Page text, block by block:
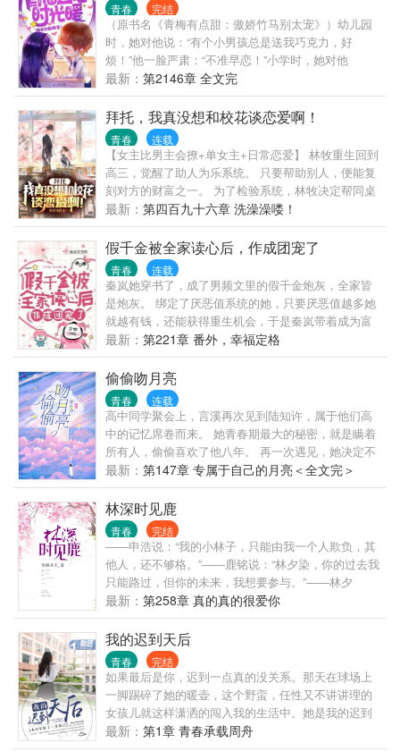
青春 完结
（原书名《青梅有点甜：傲娇竹马别太宠》）幼儿园
时，她对他说：“有个小男孩总是送我巧克力，好
烦！”他一脸严肃：“不准早恋！”小学时，她对他
说：“有个小男生总是给我写情书，好讨厌！”他一脸严
肃：“不准早恋！”高中那年，他对她说：“我喜欢你，
做我女朋友。”她有样学样：“你说了，不准早恋！”他
勾唇一笑：“你跟我在一起，就不叫早恋。”“那叫什
么？”“那叫——竹马亲梅、两小有猜。”傲娇闷骚竹马
+元气活力小青梅=甜宠指数100%！系列文《青梅初长
成》已出版，读者群号552565771。（√超甜宠文，√
日更，√坑品保证，√已有完结文《青梅初长成：腹黑
竹马咬一口》《夺吻99次：校草大人太腹黑！》。）
最新： 第2146章 全文完
拜托，我真没想和校花谈恋爱啊！
青春 连载
【女主比男主会撩+单女主+日常恋爱】 林牧重生回到
高三，觉醒了助人为乐系统。 只要帮助别人，便能复
刻对方的财富之一。 为了检验系统，林牧决定帮同桌
写情书。 阴差阳错间，校花看到了情书，误以为是写
给她的！ 校花可是班主任的宝贝学生啊！ 谁敢找她表
白，必定被班主任一顿教训。 当林牧恳请校花别告诉
班主任时...... 林牧：“校花真香！”
最新： 第四百九十六章 洗澡澡喽！
假千金被全家读心后，作成团宠了
青春 连载
秦岚她穿书了，成了男频文里的假千金炮灰，全家皆
是炮灰。 绑定了厌恶值系统的她，只要厌恶值越多她
就越有钱，还能获得重生机会，于是秦岚带着成为富
婆的梦努力奋斗。 只是不知，全家皆可听见她的心
声。 面对高冷学霸的假千金， 面对闷骚霸总的大哥，
面对强迫症医生的二哥， 面对毒舌直男影帝的三哥，
面对严谨的科研家四哥， 不知不觉中，秦岚成了全家
人的团宠
最新： 第221章 番外，幸福定格
偷偷吻月亮
青春 连载
高中同学聚会上，言溪再次见到陆知许，属于他们高
中的记忆席卷而来。 她青春期最大的秘密，就是瞒着
所有人，偷偷喜欢了他八年。 再一次遇见，她决定不
会再懦弱，勇敢的去追求她的月亮。 拿着高中时期的
日记画本，上面全部都是她喜欢他的证据。 “陆知许，
我喜欢你，喜欢了八年。” 而她不知道的是，陆知许也
瞒着所有人，同样的喜欢了她八年，甚至比她还要
久。 “言溪，我比你的喜欢，多了两个月。” 后来，言
溪在他的卧室床头柜上，发现了高一时送给他的画，
那是她画的陆知许，被他用相框裱了起来，从高一到
现在一直放在床头。 右下角是她当时特别用心写上的
陆知许，旁边是他加上了言溪的名字。 最美好的事物
莫过于你在暗恋的那个人，正好也在暗恋着你。
最新： 第147章 专属于自己的月亮＜全文完＞
林深时见鹿
青春 完结
――申浩说：“我的小林子，只能由我一个人欺负，其
他人，还不够格。”――鹿铭说：“林夕染，你的过去我
只能路过，但你的未来，我想要参与。”――林夕
染：“谢谢你，让我遇见。”一段青春，一场爱恋，谁对
谁错，谁又是谁的谁！在正确的时间能遇到正确的
人，那又是多么奢侈的一件事，到底。。。她是不是
幸运之神所眷顾的宠儿？庆幸时光让我们相遇，让青
春有了定义。
最新： 第258章 真的真的很爱你
我的迟到天后
青春 完结
如果最后是你，迟到一点真的没关系。那天在球场上
一脚踢碎了她的暖壶，这个野蛮，任性又不讲讲理的
女孩儿就这样潇洒的闯入我的生活中。她是我的迟到
小姐，我是她的可乐先生，我们的爱情故事从这里开
最新： 第1章 青春承载周舟